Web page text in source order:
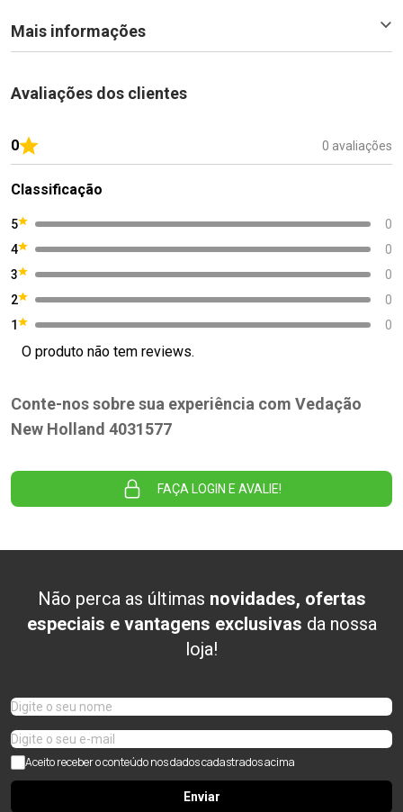
Mais informações
Avaliações dos clientes
0 0 avaliações
Classificação
5
0
4
0
3
0
2
0
1
0
O produto não tem reviews.
Conte-nos sobre sua experiência com Vedação
New Holland 4031577
FAÇA LOGIN E AVALIE!
Não perca as últimas novidades, ofertas
especiais e vantagens exclusivas da nossa
loja!
Aceito receber o conteúdo nos dados cadastrados acima
Enviar